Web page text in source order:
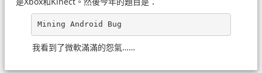
我看到了微軟滿滿的怨氣……